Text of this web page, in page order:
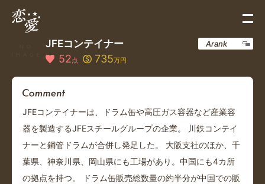
JFEコンテイナー
52点 735万円
Arank
JFEコンテイナーは、ドラム缶や高圧ガス容器など産業容
器を製造するJFEスチールグループの企業。 川鉄コンテイ
ナーと鋼管ドラムが合併し発足した。 大阪支社のほか、千
葉県、神奈川県、岡山県にも工場があり。中国にも4カ所
の拠点を持つ。 ドラム缶販売総数量の約半分が中国での販